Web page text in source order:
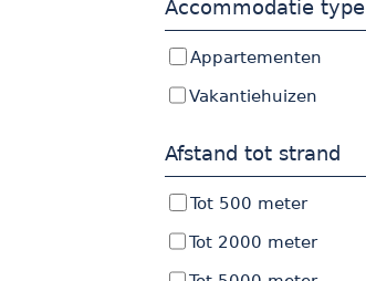
Afstand tot strand
Tot 500 meter
Tot 2000 meter
Accommodatie type
Appartementen
Vakantiehuizen